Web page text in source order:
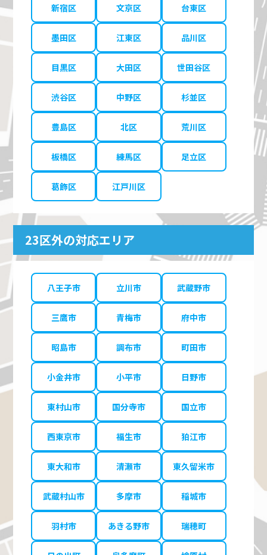
新宿区 文京区 台東区
墨田区 江東区 品川区
目黒区 大田区 世田谷区
渋谷区 中野区 杉並区
豊島区 北区 荒川区
板橋区 練馬区 足立区
葛飾区 江戸川区
23区外の対応エリア
八王子市 立川市 武蔵野市
三鷹市 青梅市 府中市
昭島市 調布市 町田市
小金井市 小平市 日野市
東村山市 国分寺市 国立市
西東京市 福生市 狛江市
東大和市 清瀬市 東久留米市
武蔵村山市 多摩市 稲城市
羽村市 あきる野市 瑞穂町